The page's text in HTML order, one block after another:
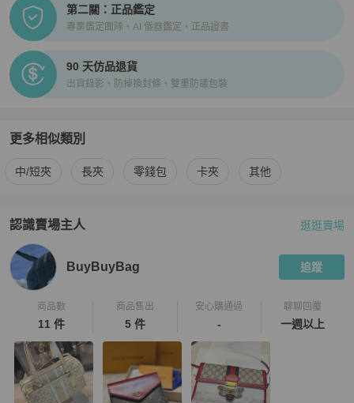
第二關：正品鑑定
專業鑑定團隊、AI 儀器鑑定、正品證書
90 天仿品退貨
出貨錄影、防掉換封條、雙重防護包裝
更多相似類別
更多Louis Vuitton女士錢包 / 小皮件 相似商品推薦
中/短夾 長夾 零錢包 卡夾 其他
認識賣場主人
PopChill 拍拍圈嚴選賣家
逛逛賣場
BuyBuyBag 追蹤
商品數
11 件
商品售出
5 件
安心購通過
-
聊聊回覆
一週以上